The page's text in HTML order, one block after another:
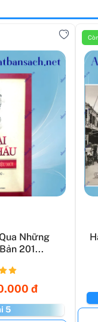
Những
201...
đ
5